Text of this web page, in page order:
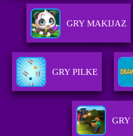
GRY MAKIJAZ
GRY PILKE
GRY